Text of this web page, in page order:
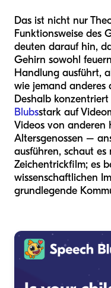
Das ist nicht nur
Funktionsweise des
deuten darauf hin,
Gehirn sowohl
Handlung ausführt,
wie jemand anderes
Deshalb
Blubsstark auf
Videos von anderen
Altersgenossen –
ausführen, schaut
Zeichentrickfilm; es
wissenschaftlichen
grundlegende